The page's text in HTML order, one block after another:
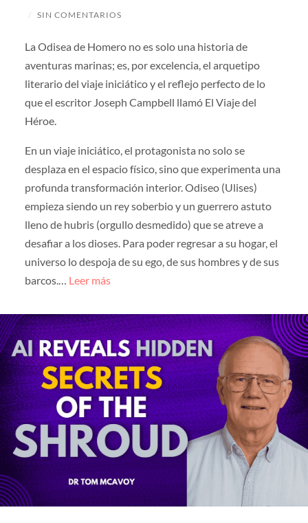
/ SIN COMENTARIOS
La Odisea de Homero no es solo una historia de
aventuras marinas; es, por excelencia, el arquetipo
literario del viaje iniciático y el reflejo perfecto de lo
que el escritor Joseph Campbell llamó El Viaje del
Héroe.
En un viaje iniciático, el protagonista no solo se
desplaza en el espacio físico, sino que experimenta una
profunda transformación interior. Odiseo (Ulises)
empieza siendo un rey soberbio y un guerrero astuto
lleno de hubris (orgullo desmedido) que se atreve a
desafiar a los dioses. Para poder regresar a su hogar, el
universo lo despoja de su ego, de sus hombres y de sus
barcos.… Leer más